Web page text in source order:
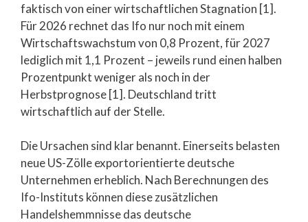
faktisch von einer wirtschaftlichen Stagnation [1].
Für 2026 rechnet das Ifo nur noch mit einem
Wirtschaftswachstum von 0,8 Prozent, für 2027
lediglich mit 1,1 Prozent – jeweils rund einen halben
Prozentpunkt weniger als noch in der
Herbstprognose [1]. Deutschland tritt
wirtschaftlich auf der Stelle.
Die Ursachen sind klar benannt. Einerseits belasten
neue US-Zölle exportorientierte deutsche
Unternehmen erheblich. Nach Berechnungen des
Ifo-Instituts können diese zusätzlichen
Handelshemmnisse das deutsche